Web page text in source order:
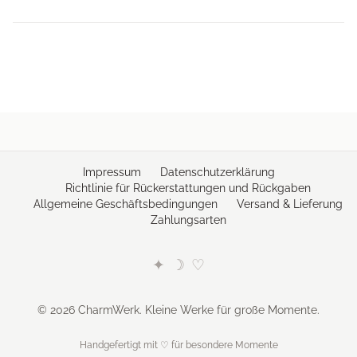
Optionen
Impressum
Datenschutzerklärung
Richtlinie für Rückerstattungen und Rückgaben
Allgemeine Geschäftsbedingungen
Versand & Lieferung
Zahlungsarten
✦ ☽ ♡
© 2026 CharmWerk. Kleine Werke für große Momente.
Handgefertigt mit ♡ für besondere Momente